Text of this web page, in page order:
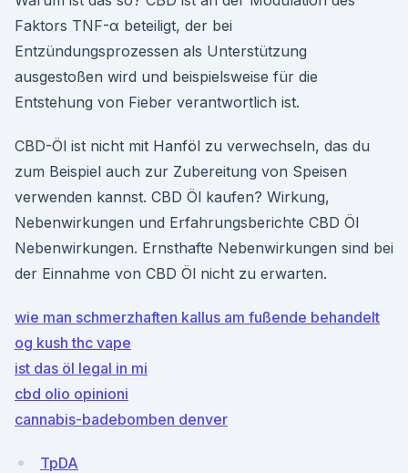
Faktors TNF-α beteiligt, der bei
Entzündungsprozessen als Unterstützung
ausgestoßen wird und beispielsweise für die
Entstehung von Fieber verantwortlich ist.
CBD-Öl ist nicht mit Hanföl zu verwechseln, das du
zum Beispiel auch zur Zubereitung von Speisen
verwenden kannst. CBD Öl kaufen? Wirkung,
Nebenwirkungen und Erfahrungsberichte CBD Öl
Nebenwirkungen. Ernsthafte Nebenwirkungen sind bei
der Einnahme von CBD Öl nicht zu erwarten.
wie man schmerzhaften kallus am fußende behandelt
og kush thc vape
ist das öl legal in mi
cbd olio opinioni
cannabis-badebomben denver
TpDA